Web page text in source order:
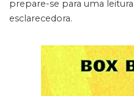
prepare-se para uma
esclarecedora.